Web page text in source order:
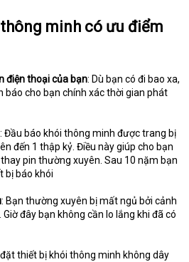
minh có ưu điểm
điện thoại của bạn: Dù bạn có đi bao xa,
báo cho bạn chính xác thời gian phát
: Đầu báo khói thông minh được trang bị
đến 1 thập kỷ. Điều này giúp cho bạn
pin thường xuyên. Sau 10 nặm bạn
bị báo khói
: Bạn thường xuyên bị mất ngủ bởi cảnh
đây bạn không cần lo lắng khi đã có
đặt thiết bị khói thông minh không dây